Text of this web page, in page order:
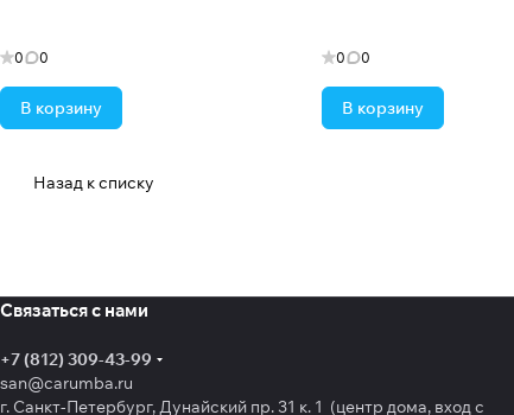
0 0
В корзину
0 0
В корзину
Назад к списку
Связаться с нами
+7 (812) 309-43-99
san@carumba.ru
г. Санкт-Петербург, Дунайский пр. 31 к. 1 (центр дома, вход с